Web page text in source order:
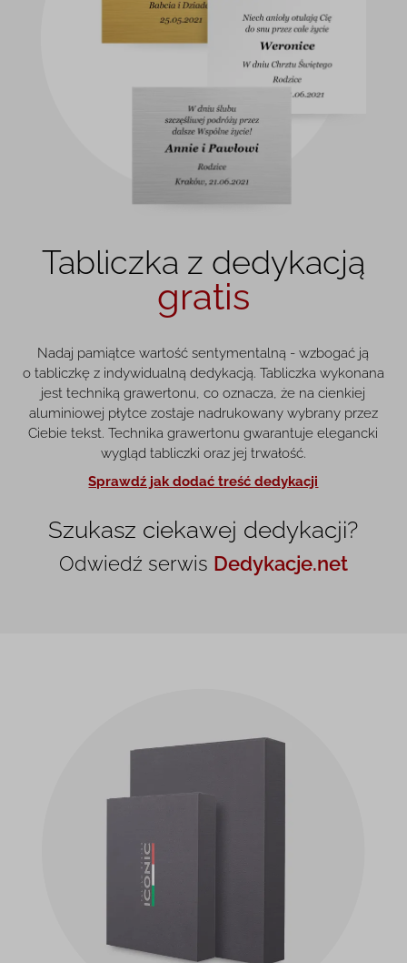
Tabliczka z dedykacją
gratis
Nadaj pamiątce wartość sentymentalną - wzbogać ją
o tabliczkę z indywidualną dedykacją. Tabliczka wykonana
jest techniką grawertonu, co oznacza, że na cienkiej
aluminiowej płytce zostaje nadrukowany wybrany przez
Ciebie tekst. Technika grawertonu gwarantuje elegancki
wygląd tabliczki oraz jej trwałość.
Sprawdź jak dodać treść dedykacji
Szukasz ciekawej dedykacji?
Odwiedź serwis Dedykacje.net